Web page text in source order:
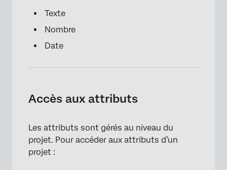
Texte
Nombre
Date
Accès aux attributs
Les attributs sont gérés au niveau du
projet. Pour accéder aux attributs d’un
projet :